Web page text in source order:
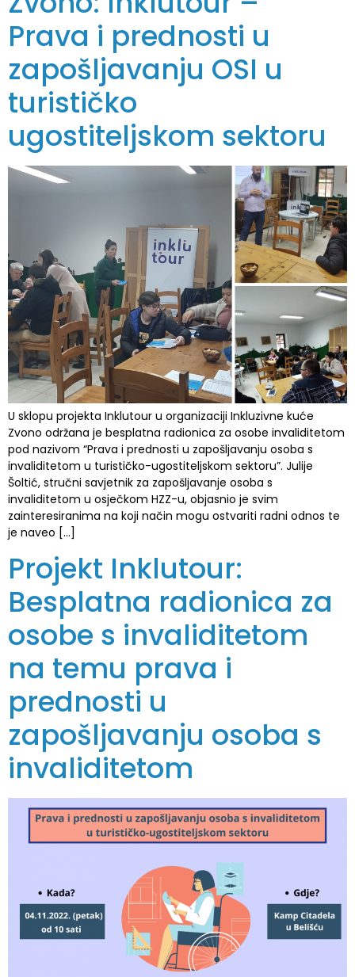
Prava i prednosti u
zapošljavanju OSI u
turističko
ugostiteljskom sektoru
U sklopu projekta Inklutour u organizaciji Inkluzivne kuće
Zvono održana je besplatna radionica za osobe invaliditetom
pod nazivom “Prava i prednosti u zapošljavanju osoba s
invaliditetom u turističko-ugostiteljskom sektoru”. Julije
Šoltić, stručni savjetnik za zapošljavanje osoba s
invaliditetom u osječkom HZZ-u, objasnio je svim
zainteresiranima na koji način mogu ostvariti radni odnos te
je naveo […]
Projekt Inklutour:
Besplatna radionica za
osobe s invaliditetom
na temu prava i
prednosti u
zapošljavanju osoba s
invaliditetom